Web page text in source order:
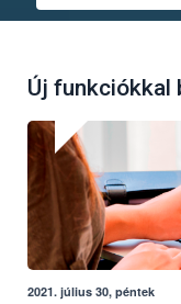
Új funkciókkal
2021. július 30, péntek